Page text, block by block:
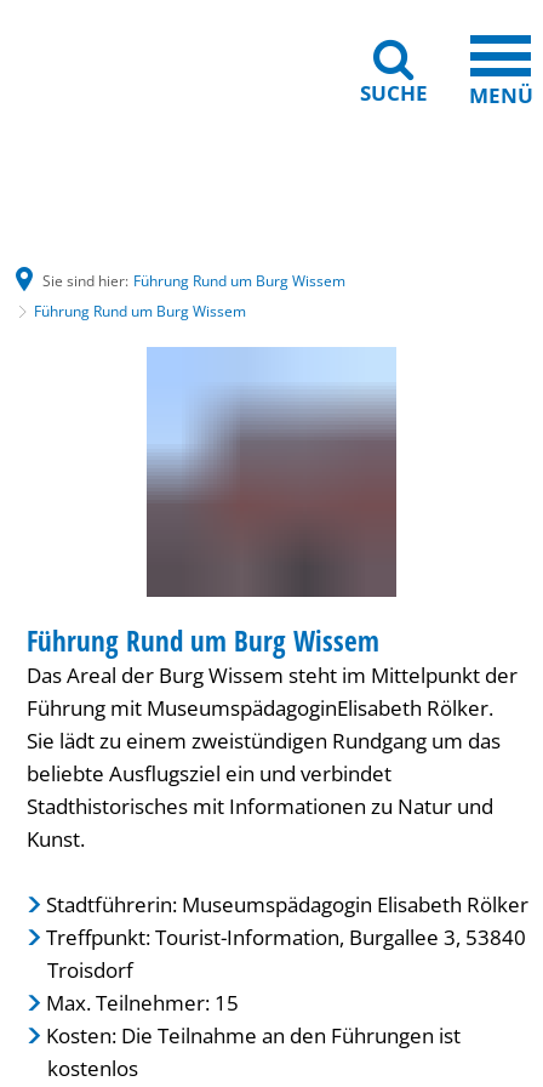
SUCHE MENÜ
Sie sind hier: Führung Rund um Burg Wissem
Führung Rund um Burg Wissem
KATEGORIE: WANDERUNG
Führung Rund um Burg Wissem
Das Areal der Burg Wissem steht im Mittelpunkt der
Führung mit MuseumspädagoginElisabeth Rölker.
Sie lädt zu einem zweistündigen Rundgang um das
beliebte Ausflugsziel ein und verbindet
Stadthistorisches mit Informationen zu Natur und
Kunst.
Stadtführerin: Museumspädagogin Elisabeth Rölker
Treffpunkt: Tourist-Information, Burgallee 3, 53840
Troisdorf
Max. Teilnehmer: 15
Kosten: Die Teilnahme an den Führungen ist
kostenlos